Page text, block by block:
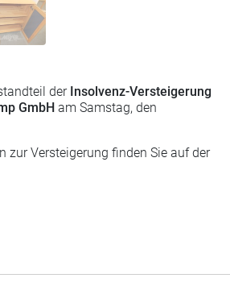
der Insolvenz-Versteigerung
GmbH am Samstag, den
zur Versteigerung finden Sie auf der